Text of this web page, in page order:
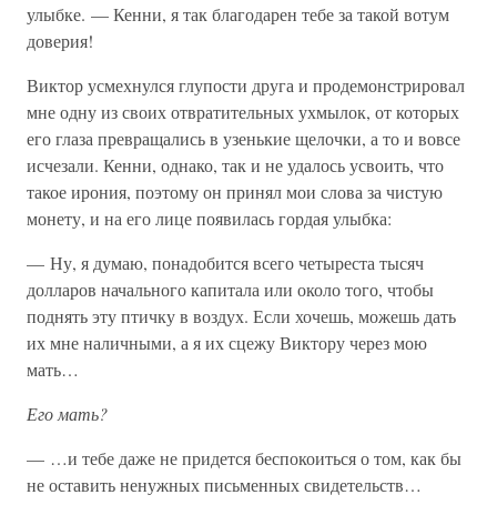
улыбке. — Кенни, я так благодарен тебе за такой вотум
доверия!
Виктор усмехнулся глупости друга и продемонстрировал
мне одну из своих отвратительных ухмылок, от которых
его глаза превращались в узенькие щелочки, а то и вовсе
исчезали. Кенни, однако, так и не удалось усвоить, что
такое ирония, поэтому он принял мои слова за чистую
монету, и на его лице появилась гордая улыбка:
— Ну, я думаю, понадобится всего четыреста тысяч
долларов начального капитала или около того, чтобы
поднять эту птичку в воздух. Если хочешь, можешь дать
их мне наличными, а я их сцежу Виктору через мою
мать…
Его мать?
— …и тебе даже не придется беспокоиться о том, как бы
не оставить ненужных письменных свидетельств…